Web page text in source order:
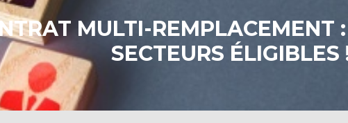
MULTI-REMPLACEMENT
SECTEURS ÉLIGIBLES